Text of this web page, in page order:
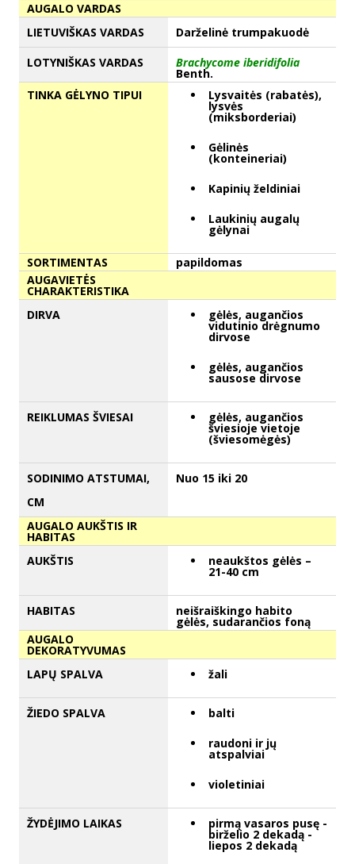
AUGALO VARDAS
LIETUVIŠKAS VARDAS
Darželinė trumpakuodė
LOTYNIŠKAS VARDAS
Brachycome iberidifolia
Benth.
TINKA GĖLYNO TIPUI
Lysvaitės (rabatės),
lysvės
(miksborderiai)
Gėlinės
(konteineriai)
Kapinių želdiniai
Laukinių augalų
gėlynai
SORTIMENTAS
papildomas
AUGAVIETĖS
CHARAKTERISTIKA
DIRVA
gėlės, augančios
vidutinio drėgnumo
dirvose
gėlės, augančios
sausose dirvose
REIKLUMAS ŠVIESAI gėlės, augančios
šviesioje vietoje
(šviesomėgės)
SODINIMO ATSTUMAI,
CM
Nuo 15 iki 20
AUGALO AUKŠTIS IR
HABITAS
AUKŠTIS
neaukštos gėlės –
21-40 cm
HABITAS neišraiškingo habito
gėlės, sudarančios foną
AUGALO
DEKORATYVUMAS
LAPŲ SPALVA
žali
ŽIEDO SPALVA
balti
raudoni ir jų
atspalviai
violetiniai
ŽYDĖJIMO LAIKAS pirmą vasaros pusę -
birželio 2 dekadą -
liepos 2 dekadą